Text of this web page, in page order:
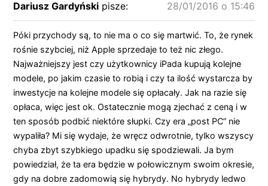
Dariusz Gardyński pisze: 28/01/2016 o 15:46
Póki przychody są, to nie ma o co się martwić. To, że rynek
rośnie szybciej, niż Apple sprzedaje to też nic złego.
Najważniejszy jest czy użytkownicy iPada kupują kolejne
modele, po jakim czasie to robią i czy ta ilość wystarcza by
inwestycje na kolejne modele się opłacały. Jak na razie się
opłaca, więc jest ok. Ostatecznie mogą zjechać z ceną i w
ten sposób podbić niektóre słupki. Czy era „post PC” nie
wypaliła? Mi się wydaje, że wręcz odwrotnie, tylko wszyscy
chyba zbyt szybkiego upadku się spodziewali. Ja bym
powiedział, że ta era będzie w połowicznym swoim okresie,
gdy na dobre zadomowią się hybrydy. No hybrydy ledwo